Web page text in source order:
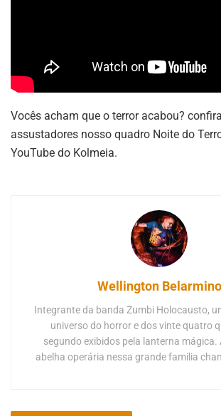
Vocês acham que o terror acabou?
assustadores nosso quadro Noite do
YouTube do Kolmeia.
Wellington Belarmino
Integrante da banda Zumbi Holocausto,
universo do horror e dos vinte quatro
segundo exibidos pela lanterna mágica.
abelha operária nessa grande família